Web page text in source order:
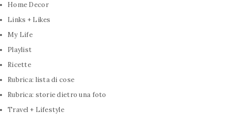
Home Decor
Links + Likes
My Life
Playlist
Ricette
Rubrica: lista di cose
Rubrica: storie dietro una foto
Travel + Lifestyle